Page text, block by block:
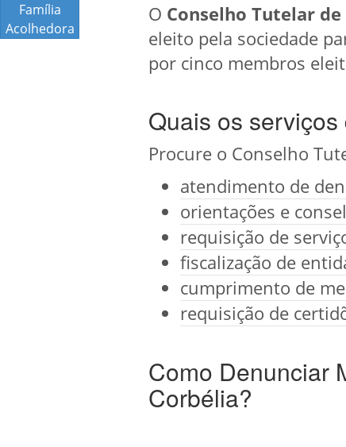
Família
Acolhedora
O Conselho Tutelar
eleito pela sociedade
por cinco membros
Quais os
Procure o Conselho
atendimento de
orientações e
requisição de
fiscalização de
cumprimento de
requisição de
Como Denunciar
Corbélia?